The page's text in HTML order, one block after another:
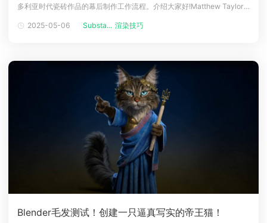
多利亚时代瓷砖作品的幕后制作工作流程。介绍大家好!Matthew Taylor
Substance 3D Designer 进行程序性 PBR 材质创建，但我也对程序性和
2025-05-06 Substa... 渲染技巧
Blender毛发测试！创建一只逼真写实的帝王猫！